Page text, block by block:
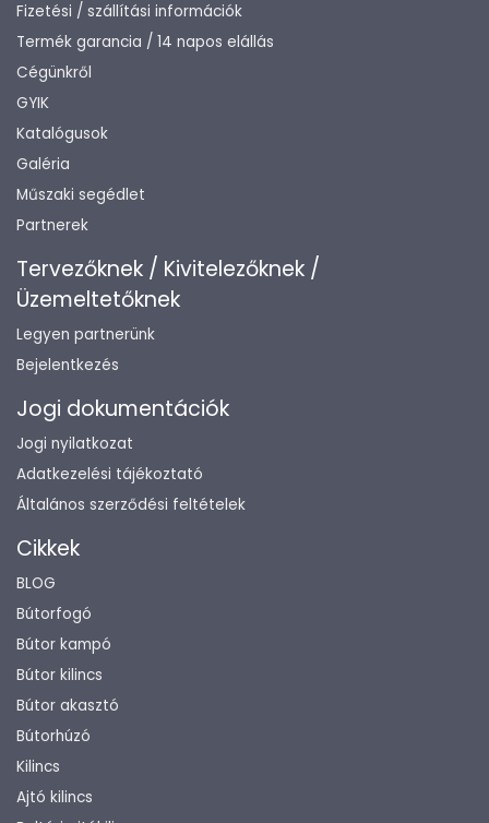
Fizetési / szállítási információk
Termék garancia / 14 napos elállás
Cégünkről
GYIK
Katalógusok
Galéria
Műszaki segédlet
Partnerek
Tervezőknek / Kivitelezőknek /
Üzemeltetőknek
Legyen partnerünk
Bejelentkezés
Jogi dokumentációk
Jogi nyilatkozat
Adatkezelési tájékoztató
Általános szerződési feltételek
Cikkek
BLOG
Bútorfogó
Bútor kampó
Bútor kilincs
Bútor akasztó
Bútorhúzó
Kilincs
Ajtó kilincs